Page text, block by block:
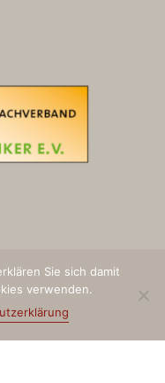
Sie sich damit
verwenden.